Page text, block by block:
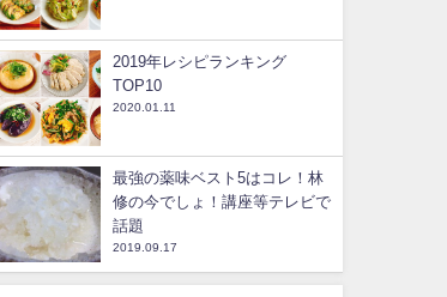
2019年レシピランキング
TOP10
2020.01.11
最強の薬味ベスト5はコレ！林
修の今でしょ！講座等テレビで
話題
2019.09.17